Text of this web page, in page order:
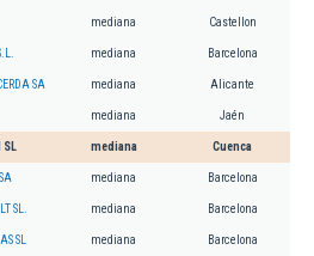
mediana Castellon
mediana Barcelona
SA mediana Alicante
mediana Jaén
SL mediana Cuenca
mediana Barcelona
SL. mediana Barcelona
SL mediana Barcelona